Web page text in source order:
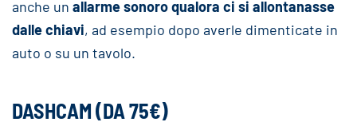
anche un allarme sonoro qualora ci si allontanasse
dalle chiavi, ad esempio dopo averle dimenticate in
auto o su un tavolo.
DASHCAM (DA 75€)